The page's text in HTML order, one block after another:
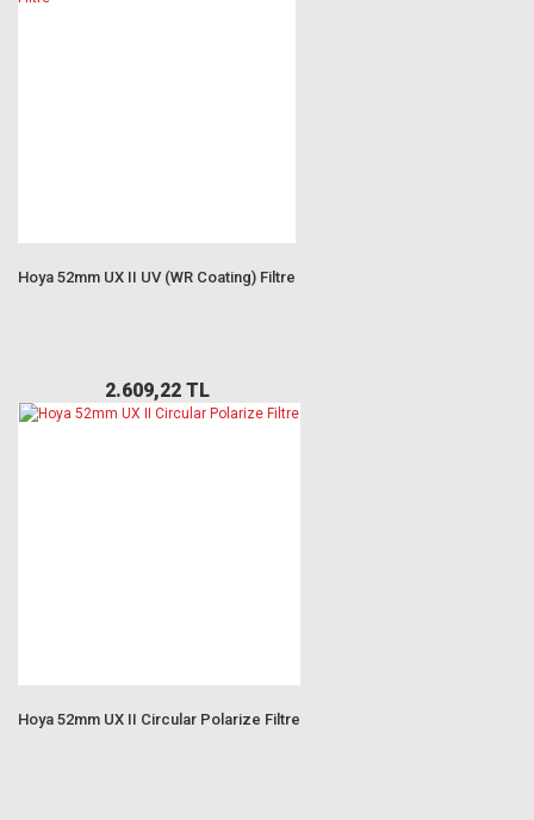
Hoya 52mm UX II UV (WR Coating) Filtre
2.609,22 TL
Hoya 52mm UX II Circular Polarize Filtre